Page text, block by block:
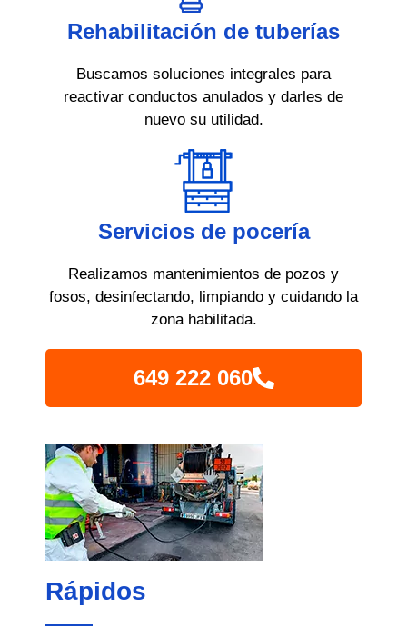
Rehabilitación de tuberías
Buscamos soluciones integrales para
reactivar conductos anulados y darles de
nuevo su utilidad.
Servicios de pocería
Realizamos mantenimientos de pozos y
fosos, desinfectando, limpiando y cuidando la
zona habilitada.
649 222 060
Rápidos